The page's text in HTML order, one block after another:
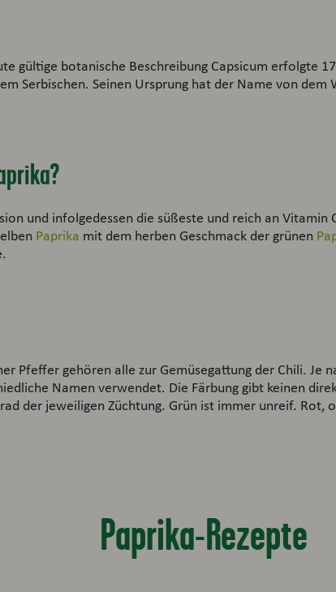
gültige botanische Beschreibung Capsicum erfolgte
Serbischen. Seinen Ursprung hat der Name von dem
und infolgedessen die süßeste und reich an
Paprika mit dem herben Geschmack der grünen
Pfeffer gehören alle zur Gemüsegattung der Chili. Je
Namen verwendet. Die Färbung gibt keinen
der jeweiligen Züchtung. Grün ist immer unreif. Rot,
Paprika-Rezepte